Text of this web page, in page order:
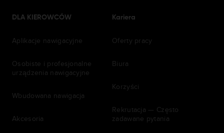
DLA KIEROWCÓW
Aplikacje nawigacyjne
Osobiste i profesjonalne
urządzenia nawigacyjne
Wbudowana nawigacja
Akcesoria
Kariera
Oferty pracy
Biura
Korzyści
Rekrutacja — Często
zadawane pytania